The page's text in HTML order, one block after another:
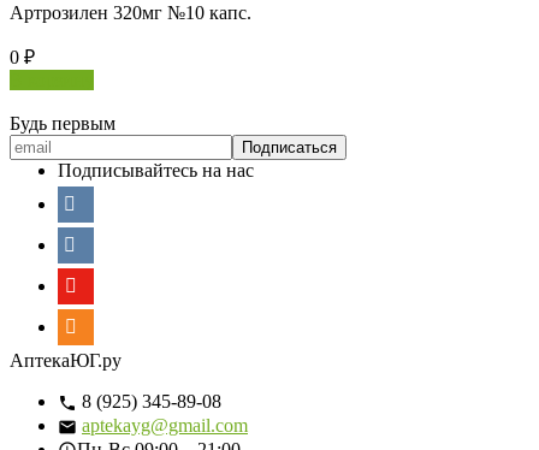
Артрозилен 320мг №10 капс.
0 ₽
Будь первым
Подписывайтесь на нас
АптекаЮГ.ру
8 (925) 345-89-08
aptekayg@gmail.com